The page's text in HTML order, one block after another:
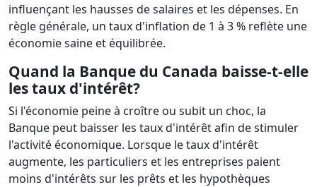
influençant les hausses de salaires et les dépenses. En
règle générale, un taux d'inflation de 1 à 3 % reflète une
économie saine et équilibrée.
Quand la Banque du Canada baisse-t-elle
les taux d'intérêt?
Si l'économie peine à croître ou subit un choc, la
Banque peut baisser les taux d'intérêt afin de stimuler
l'activité économique. Lorsque le taux d'intérêt
augmente, les particuliers et les entreprises paient
moins d'intérêts sur les prêts et les hypothèques